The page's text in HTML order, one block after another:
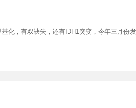
化，有双缺失，还有IDH1突变，今年三月份